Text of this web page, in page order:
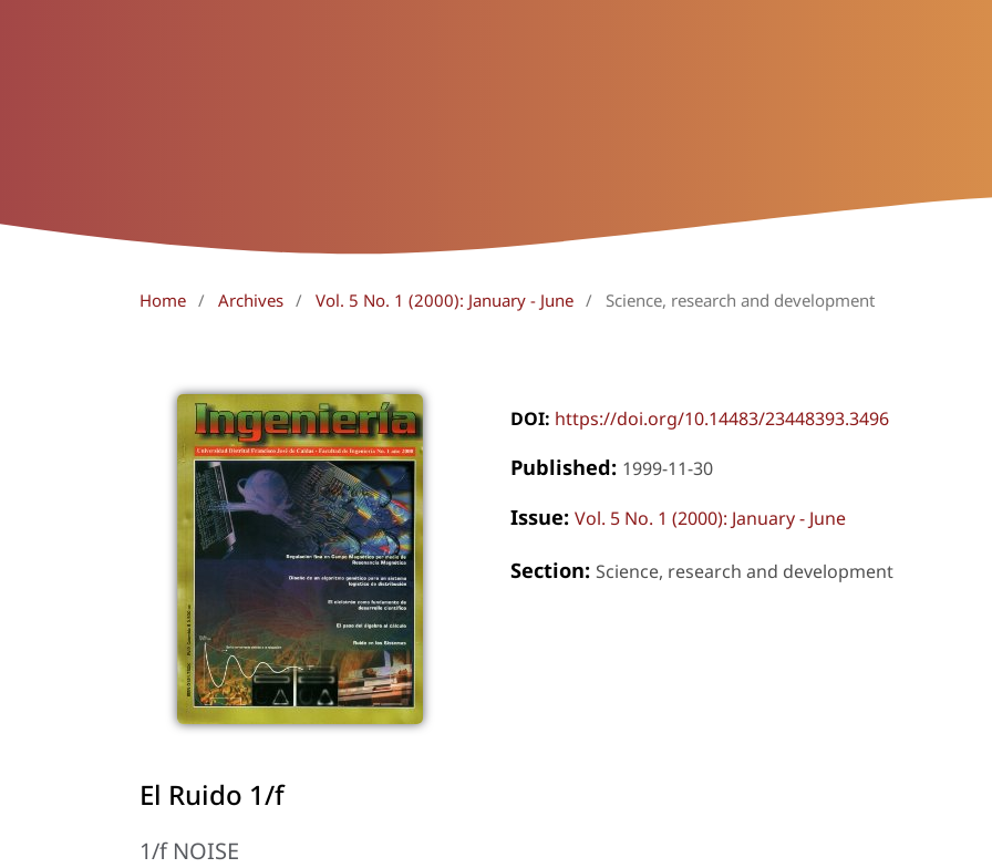
Home / Archives / Vol. 5 No. 1 (2000): January - June / Science, research and development
DOI: https://doi.org/10.14483/23448393.3496
Published: 1999-11-30
Issue: Vol. 5 No. 1 (2000): January - June
Section: Science, research and development
El Ruido 1/f
1/f NOISE